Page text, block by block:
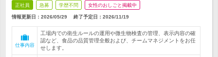
正社員 急募 学歴不問 女性のおしごと掲載中
情報更新日：2026/05/29 終了予定日： 2026/11/19
仕事内容
工場内での衛生ルールの運用や微生物検査の管理、表示内容の確
認など、食品の品質管理全般および、チームマネジメントをお任
せします。